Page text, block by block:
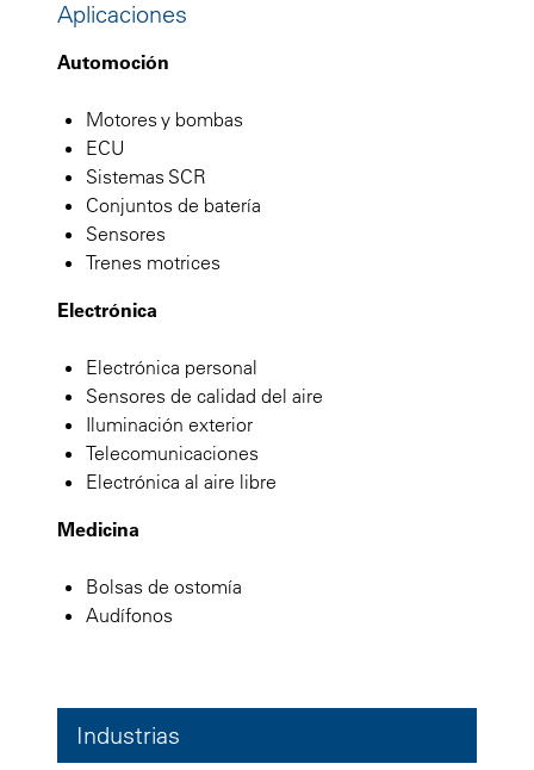
Aplicaciones
Automoción
Motores y bombas
ECU
Sistemas SCR
Conjuntos de batería
Sensores
Trenes motrices
Electrónica
Electrónica personal
Sensores de calidad del aire
Iluminación exterior
Telecomunicaciones
Electrónica al aire libre
Medicina
Bolsas de ostomía
Audífonos
Industrias